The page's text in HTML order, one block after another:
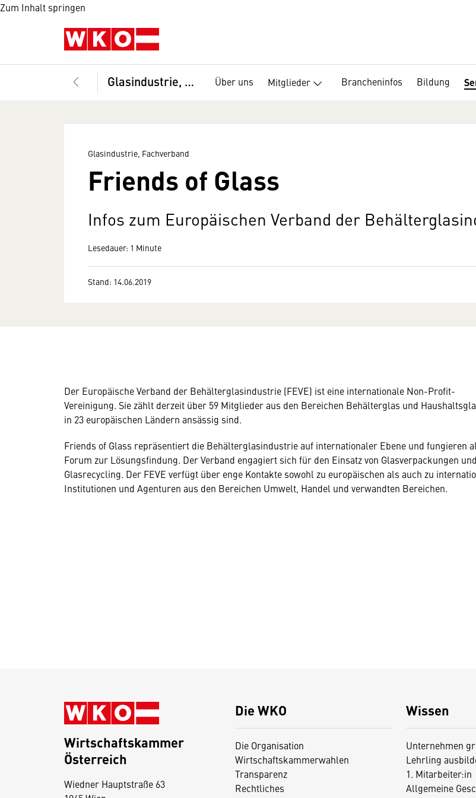
Zum Inhalt springen
Glasindustrie, Fachverband Über uns Mitglieder Brancheninfos Bildung
Glasindustrie, Fachverband
Friends of Glass
Infos zum Europäischen Verband der
Lesedauer: 1 Minute
Stand: 14.06.2019
Der Europäische Verband der Behälterglasindustrie (FEVE) ist eine internationale Non-Profit-
Vereinigung. Sie zählt derzeit über 59 Mitglieder aus den Bereichen Behälterglas und
in 23 europäischen Ländern ansässig sind.
Friends of Glass repräsentiert die Behälterglasindustrie auf internationaler Ebene und fungieren
Forum zur Lösungsfindung. Der Verband engagiert sich für den Einsatz von Glasverpackungen und
Glasrecycling. Der FEVE verfügt über enge Kontakte sowohl zu europäischen als auch zu
Institutionen und Agenturen aus den Bereichen Umwelt, Handel und verwandten Bereichen.
Die WKO
Die Organisation
Wirtschaftskammerwahlen
Transparenz
Rechtliches
Wissen
Unternehmen
Lehrling
1. Mitarbeiter:in
Allgemeine
Wirtschaftskammer
Österreich
Wiedner Hauptstraße 63